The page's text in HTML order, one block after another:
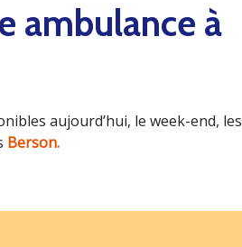
ambulance à
aujourd’hui, le week-end, les
Berson.